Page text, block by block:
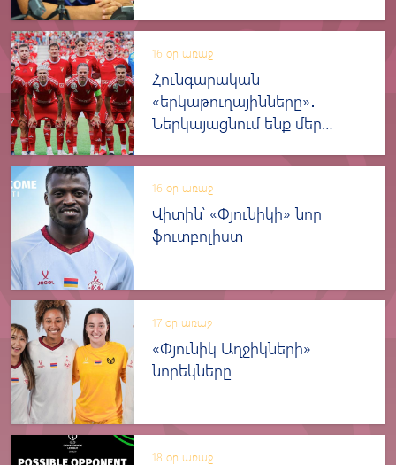
16 օր առաջ
Հունգարական
«երկաթուղայինները»․
Ներկայացնում ենք մեր
16 օր առաջ
Վիտին՝ «Փյունիկի» նոր
ֆուտբոլիստ
17 օր առաջ
«Փյունիկ Աղջիկների»
նորեկները
18 օր առաջ